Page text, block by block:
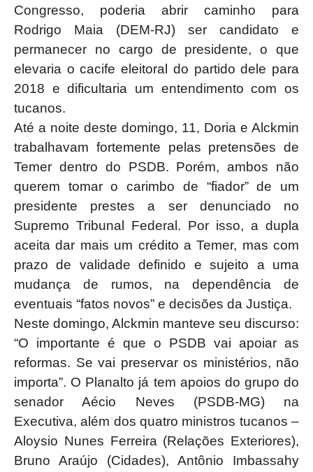
Congresso, poderia abrir caminho para
Rodrigo Maia (DEM-RJ) ser candidato e
permanecer no cargo de presidente, o que
elevaria o cacife eleitoral do partido dele para
2018 e dificultaria um entendimento com os
tucanos.
Até a noite deste domingo, 11, Doria e Alckmin
trabalhavam fortemente pelas pretensões de
Temer dentro do PSDB. Porém, ambos não
querem tomar o carimbo de “fiador” de um
presidente prestes a ser denunciado no
Supremo Tribunal Federal. Por isso, a dupla
aceita dar mais um crédito a Temer, mas com
prazo de validade definido e sujeito a uma
mudança de rumos, na dependência de
eventuais “fatos novos” e decisões da Justiça.
Neste domingo, Alckmin manteve seu discurso:
“O importante é que o PSDB vai apoiar as
reformas. Se vai preservar os ministérios, não
importa”. O Planalto já tem apoios do grupo do
senador Aécio Neves (PSDB-MG) na
Executiva, além dos quatro ministros tucanos –
Aloysio Nunes Ferreira (Relações Exteriores),
Bruno Araújo (Cidades), Antônio Imbassahy